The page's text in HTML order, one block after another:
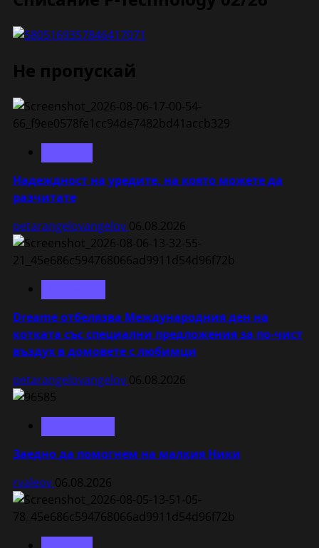
Не пропускай
Надеждност на уредите, на която можете да
разчитате
petarangelovangelov 06.08.2026
Dreame отбелязва Международния ден на
котката със специални предложения за по-чист
въздух в домовете с любимци
petarangelovangelov 06.08.2026
Заедно да помогнем на малкия Ники
rvaleov 06.08.2026